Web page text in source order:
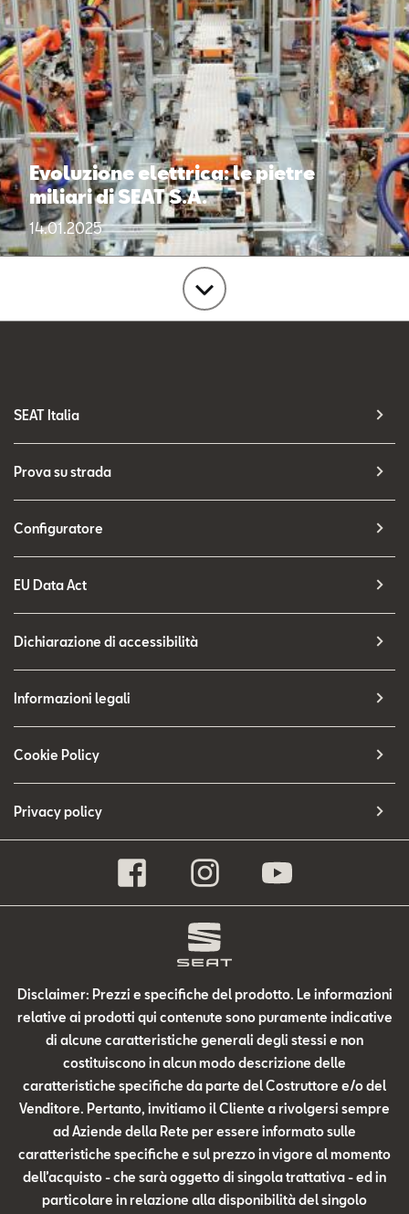
Evoluzione elettrica: le pietre
miliari di SEAT S.A.
14.01.2025
carica
news
SEAT Italia
Prova su strada
Configuratore
EU Data Act
Dichiarazione di accessibilità
Informazioni legali
Cookie Policy
Privacy policy
Disclaimer: Prezzi e specifiche del prodotto. Le informazioni
relative ai prodotti qui contenute sono puramente indicative
di alcune caratteristiche generali degli stessi e non
costituiscono in alcun modo descrizione delle
caratteristiche specifiche da parte del Costruttore e/o del
Venditore. Pertanto, invitiamo il Cliente a rivolgersi sempre
ad Aziende della Rete per essere informato sulle
caratteristiche specifiche e sul prezzo in vigore al momento
dell’acquisto - che sarà oggetto di singola trattativa - ed in
particolare in relazione alla disponibilità del singolo